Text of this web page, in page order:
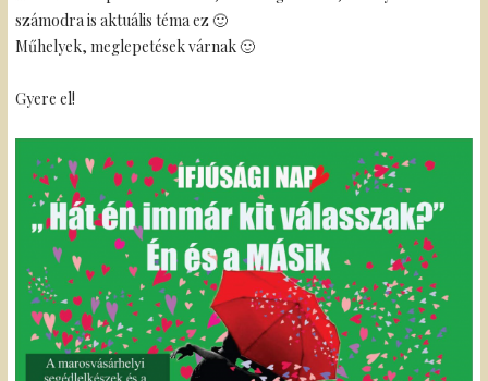
számodra is aktuális téma ez 🙂
Műhelyek, meglepetések várnak 🙂
Gyere el!